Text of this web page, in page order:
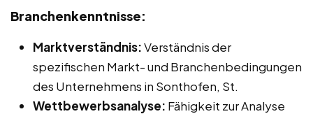
Branchenkenntnisse:
Marktverständnis:Verständnis der
spezifischen Markt- und Branchenbedingungen
des Unternehmens in Sonthofen, St.
Wettbewerbsanalyse: Fähigkeit zur Analyse